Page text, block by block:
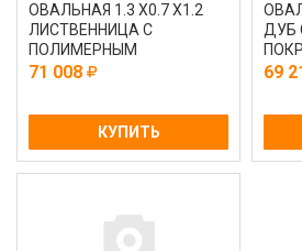
ОВАЛЬНАЯ 1.3 Х0.7 Х1.2
ЛИСТВЕННИЦА С
ПОЛИМЕРНЫМ
ПОКРЫТИЕМ
71 008
КУПИТЬ
ДУБ
69